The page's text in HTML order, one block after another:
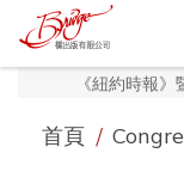
《紐約時報
首頁 /